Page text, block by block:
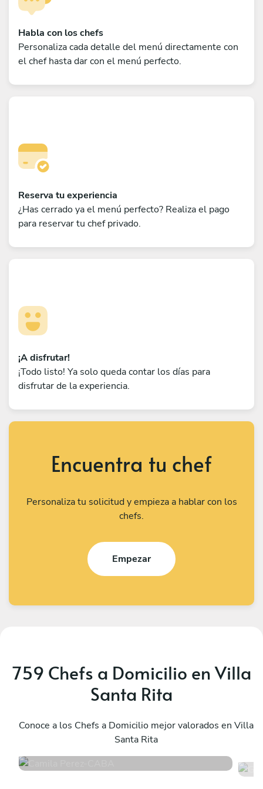
Habla con los chefs
Personaliza cada detalle del menú directamente con
el chef hasta dar con el menú perfecto.
Reserva tu experiencia
¿Has cerrado ya el menú perfecto? Realiza el pago
para reservar tu chef privado.
¡A disfrutar!
¡Todo listo! Ya solo queda contar los días para
disfrutar de la experiencia.
Encuentra tu chef
Personaliza tu solicitud y empieza a hablar con los
chefs.
Empezar
759 Chefs a Domicilio en Villa
Santa Rita
Conoce a los Chefs a Domicilio mejor valorados en Villa
Santa Rita
CABA
171 servicios